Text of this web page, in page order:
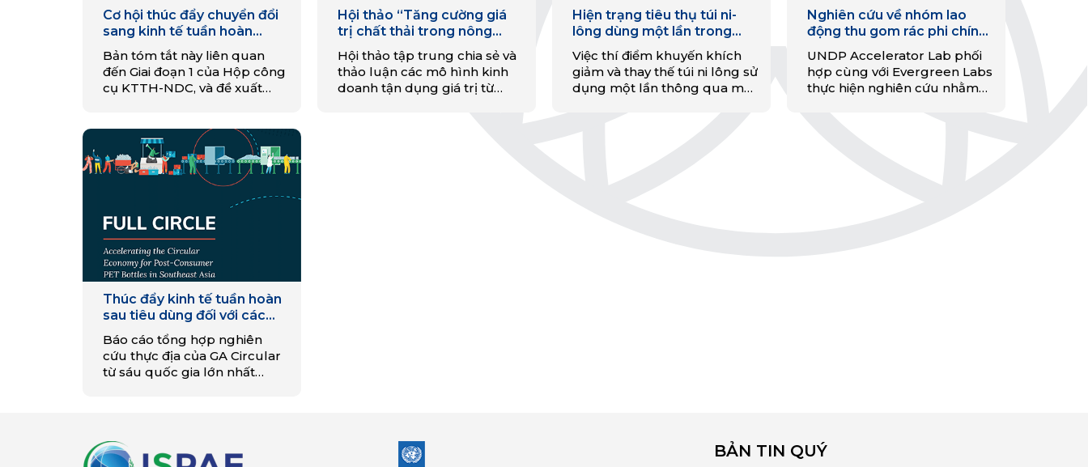
Cơ hội thúc đẩy chuyển đổi
sang kinh tế tuần hoàn
(KTTH) trong ngành nông
nghiệp của Việt Nam
Bản tóm tắt này liên quan
đến Giai đoạn 1 của Hộp công
cụ KTTH-NDC, và đề xuất
điểm vào cho các can thiệp
KTTH.
Hội thảo “Tăng cường giá
trị chất thải trong nông
nghiệp tuần hoàn”
Hội thảo tập trung chia sẻ và
thảo luận các mô hình kinh
doanh tận dụng giá trị từ
Hiện trạng tiêu thụ túi ni-
lông dùng một lần trong
chuỗi siêu thị tại Hà Nội
Việc thí điểm khuyến khích
giảm và thay thế túi ni lông sử
dụng một lần thông qua một
Nghiên cứu về nhóm lao
động thu gom rác phi chính
thức tại Đà Nẵng
UNDP Accelerator Lab phối
hợp cùng với Evergreen Labs
thực hiện nghiên cứu nhằm
Thúc đẩy kinh tế tuần hoàn
sau tiêu dùng đối với các
chai nhựa PET tại Đông
Nam Á
Báo cáo tổng hợp nghiên
cứu thực địa của GA Circular
từ sáu quốc gia lớn nhất
BẢN TIN QUÝ